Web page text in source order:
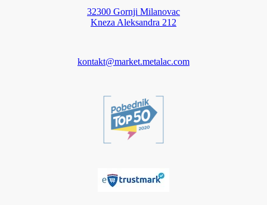
32300 Gornji Milanovac
Kneza Aleksandra 212
kontakt@market.metalac.com